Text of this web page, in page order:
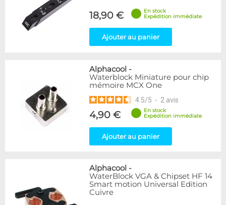
18,90 €
En stock
Expédition immédiate
Ajouter au panier
Alphacool -
Waterblock Miniature pour chip
mémoire MCX One
4.5/5 - 2 avis
4,90 €
En stock
Expédition immédiate
Ajouter au panier
Alphacool -
WaterBlock VGA & Chipset HF 14
Smart motion Universal Edition
Cuivre